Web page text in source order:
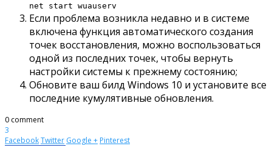
net start wuauserv
Если проблема возникла недавно и в системе
включена функция автоматического создания
точек восстановления, можно воспользоваться
одной из последних точек, чтобы вернуть
настройки системы к прежнему состоянию;
Обновите ваш билд Windows 10 и установите все
последние кумулятивные обновления.
0 comment
3
FacebookTwitter Google + Pinterest